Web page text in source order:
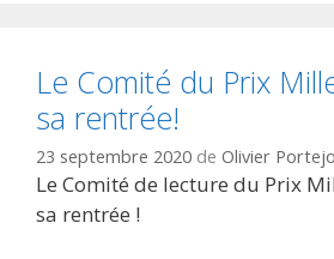
Le Comité du Prix
sa rentrée!
23 septembre 2020 de Olivier
Le Comité de lecture du Prix
sa rentrée !